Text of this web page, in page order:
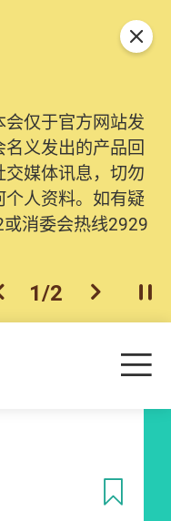
仅于官方网站发
义发出的产品回
媒体讯息，切勿
人资料。如有疑
消委会热线2929
上一个
1/2 下一个开
关闭
目